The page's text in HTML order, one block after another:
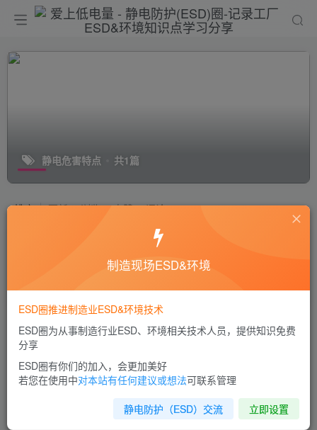
静电危害特点 共1篇
排序 更新 浏览 点赞 评论
电子装配过程中的静电危害特点
静电技术
6年前 1.2W+
制造现场ESD&环境
ESD圈推进制造业ESD&环境技术
ESD圈为从事制造行业ESD、环境相关技术人员，提供知识免费
分享
ESD圈有你们的加入，会更加美好
若您在使用中对本站有任何建议或想法可联系管理
静电防护（ESD）交流 立即设置